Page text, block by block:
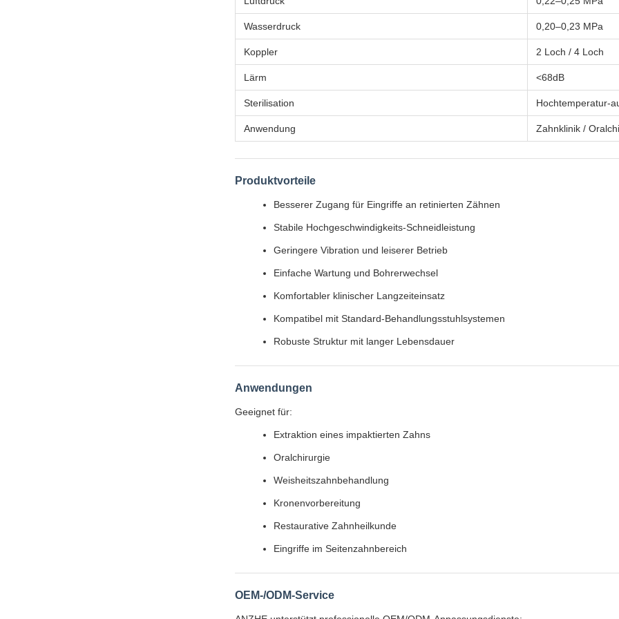
Wasserdruck 0,20–0,23 MPa
Koppler 2 Loch / 4 Loch
Lärm <68dB
Sterilisation Hochtemperatur-
Anwendung Zahnklinik /
Produktvorteile
Besserer Zugang für Eingriffe an retinierten Zähnen
Stabile Hochgeschwindigkeits-Schneidleistung
Geringere Vibration und leiserer Betrieb
Einfache Wartung und Bohrerwechsel
Komfortabler klinischer Langzeiteinsatz
Kompatibel mit Standard-Behandlungsstuhlsystemen
Robuste Struktur mit langer Lebensdauer
Anwendungen
Geeignet für:
Extraktion eines impaktierten Zahns
Oralchirurgie
Weisheitszahnbehandlung
Kronenvorbereitung
Restaurative Zahnheilkunde
Eingriffe im Seitenzahnbereich
OEM-/ODM-Service